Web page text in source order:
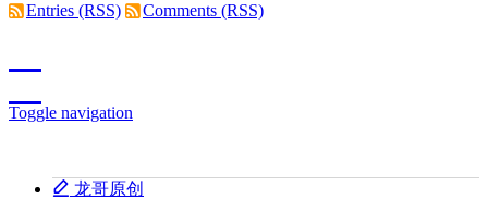
Entries (RSS)
Comments (RSS)
Toggle navigation
龙哥原创